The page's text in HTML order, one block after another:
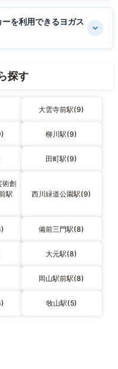
を利用できるヨガス
探す
大雲寺前駅(9)
柳川駅(9)
田町駅(9)
術創
駅
西川緑道公園駅(9)
備前三門駅(8)
大元駅(8)
岡山駅前駅(8)
牧山駅(5)